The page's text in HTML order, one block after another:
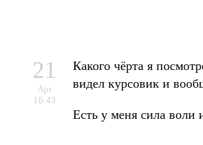
21
Apr
16:43
Какого чёрта я
видел курсовик и
Есть у меня сила воли